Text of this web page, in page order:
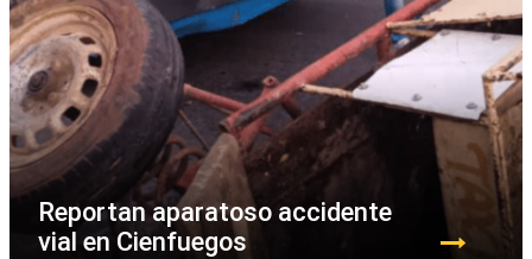
Reportan aparatoso accidente
vial en Cienfuegos